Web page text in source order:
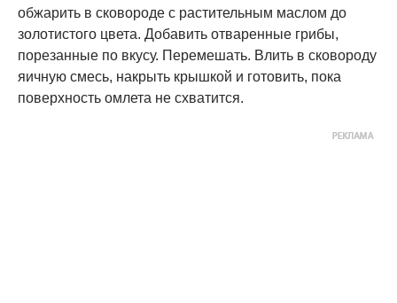
обжарить в сковороде с растительным маслом до
золотистого цвета. Добавить отваренные грибы,
порезанные по вкусу. Перемешать. Влить в сковороду
яичную смесь, накрыть крышкой и готовить, пока
поверхность омлета не схватится.